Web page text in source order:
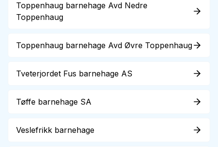
Toppenhaug barnehage Avd Nedre
Toppenhaug
Toppenhaug barnehage Avd Øvre Toppenhaug
Tveterjordet Fus barnehage AS
Tøffe barnehage SA
Veslefrikk barnehage